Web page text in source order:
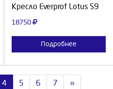
Кресло Everprof Lotus S9
18750
Подробнее
4 5 6 7 »